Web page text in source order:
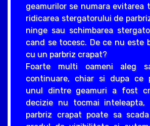
geamurilor se numara evitarea
ridicarea stergatorului de
ninge sau schimbarea
cand se tocesc. De ce nu este
cu un parbriz crapat?
Foarte multi oameni aleg
continuare, chiar si dupa ce
unul dintre geamuri a fost
decizie nu tocmai inteleapta,
parbriz crapat poate sa